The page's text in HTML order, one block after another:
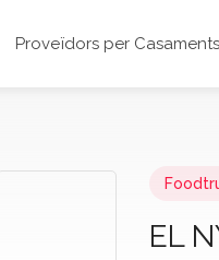
Proveïdors per Casaments
EL